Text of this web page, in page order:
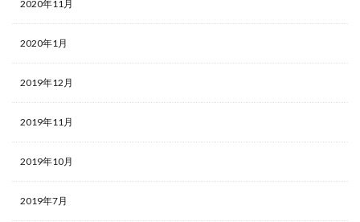
2020年11月
2020年1月
2019年12月
2019年11月
2019年10月
2019年7月